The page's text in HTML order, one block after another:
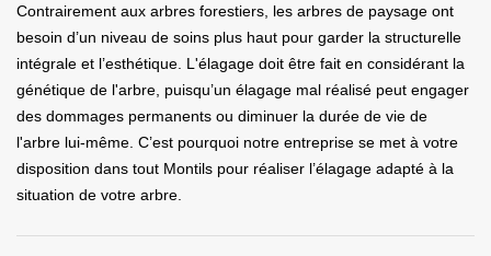
Contrairement aux arbres forestiers, les arbres de paysage ont
besoin d’un niveau de soins plus haut pour garder la structurelle
intégrale et l’esthétique. L'élagage doit être fait en considérant la
génétique de l'arbre, puisqu’un élagage mal réalisé peut engager
des dommages permanents ou diminuer la durée de vie de
l'arbre lui-même. C’est pourquoi notre entreprise se met à votre
disposition dans tout Montils pour réaliser l’élagage adapté à la
situation de votre arbre.